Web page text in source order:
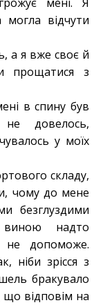
мені. Я
відчути
а я вже своє й
прощатися з
в спину був
не довелось,
у моїх
складу,
чому до мене
безглуздими
надто
допоможе.
ніби зрісся з
бракувало
що відповім на